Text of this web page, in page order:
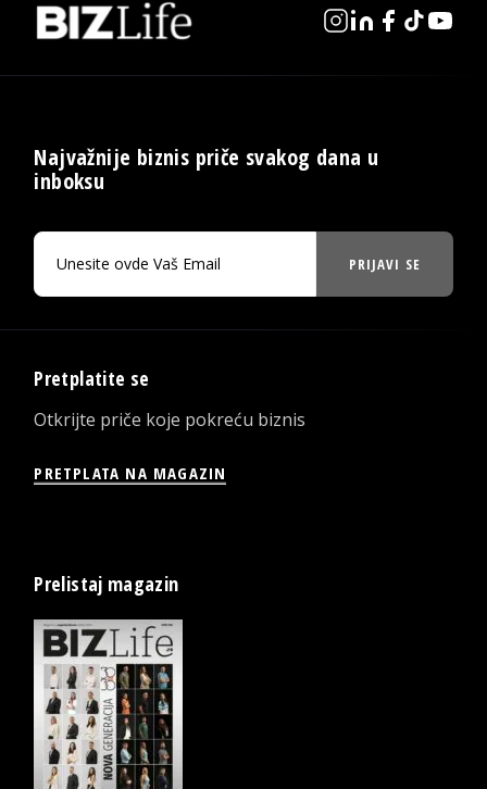
Najvažnije biznis priče svakog dana u
inboksu
PRIJAVI SE
Pretplatite se
Otkrijte priče koje pokreću biznis
PRETPLATA NA MAGAZIN
Prelistaj magazin